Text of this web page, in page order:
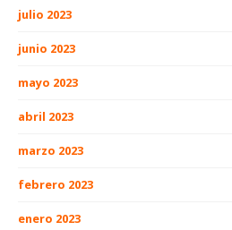
julio 2023
junio 2023
mayo 2023
abril 2023
marzo 2023
febrero 2023
enero 2023